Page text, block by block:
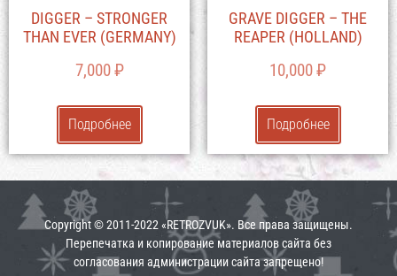
DIGGER – STRONGER
THAN EVER (GERMANY)
7,000₽
Подробнее
GRAVE DIGGER – THE
REAPER (HOLLAND)
10,000₽
Подробнее
Copyright © 2011-2022 «RETROZVUK». Все права защищены.
Перепечатка и копирование материалов сайта без
согласования администрации сайта запрещено!